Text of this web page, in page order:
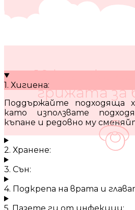
10 кратки
грижата за
1. Хигиена:
Поддържайте подходяща
като използвате
къпане и редовно му
2. Хранене:
3. Сън:
4. Подкрепа на врата и